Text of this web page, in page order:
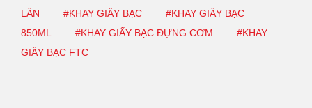
LẦN
#KHAY GIẤY BẠC
#KHAY GIẤY BẠC
850ML
#KHAY GIẤY BẠC ĐỰNG CƠM
#KHAY
GIẤY BẠC FTC